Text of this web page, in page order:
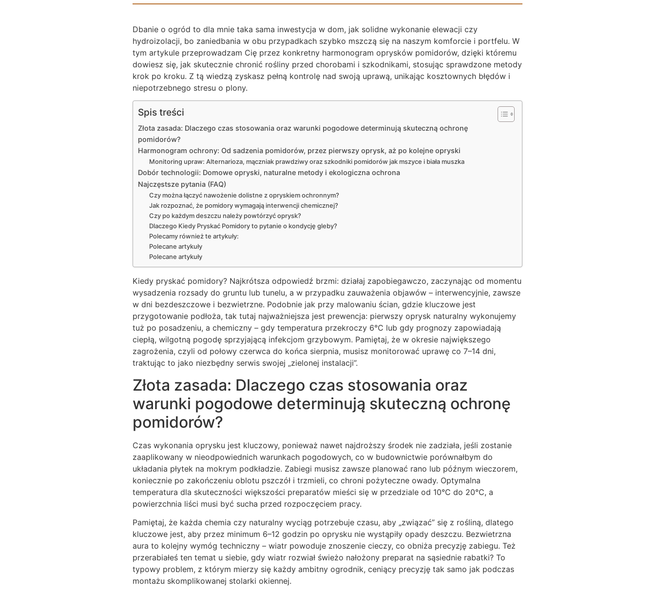
Dbanie o ogród to dla mnie taka sama inwestycja w dom, jak solidne wykonanie elewacji czy
hydroizolacji, bo zaniedbania w obu przypadkach szybko mszczą się na naszym komforcie i portfelu. W
tym artykule przeprowadzam Cię przez konkretny harmonogram oprysków pomidorów, dzięki któremu
dowiesz się, jak skutecznie chronić rośliny przed chorobami i szkodnikami, stosując sprawdzone metody
krok po kroku. Z tą wiedzą zyskasz pełną kontrolę nad swoją uprawą, unikając kosztownych błędów i
niepotrzebnego stresu o plony.
Spis treści
Złota zasada: Dlaczego czas stosowania oraz warunki pogodowe determinują skuteczną ochronę
pomidorów?
Harmonogram ochrony: Od sadzenia pomidorów, przez pierwszy oprysk, aż po kolejne opryski
Monitoring upraw: Alternarioza, mączniak prawdziwy oraz szkodniki pomidorów jak mszyce i biała muszka
Dobór technologii: Domowe opryski, naturalne metody i ekologiczna ochrona
Najczęstsze pytania (FAQ)
Czy można łączyć nawożenie dolistne z opryskiem ochronnym?
Jak rozpoznać, że pomidory wymagają interwencji chemicznej?
Czy po każdym deszczu należy powtórzyć oprysk?
Dlaczego Kiedy Pryskać Pomidory to pytanie o kondycję gleby?
Polecamy również te artykuły:
Polecane artykuły
Polecane artykuły
Kiedy pryskać pomidory? Najkrótsza odpowiedź brzmi: działaj zapobiegawczo, zaczynając od momentu
wysadzenia rozsady do gruntu lub tunelu, a w przypadku zauważenia objawów – interwencyjnie, zawsze
w dni bezdeszczowe i bezwietrzne. Podobnie jak przy malowaniu ścian, gdzie kluczowe jest
przygotowanie podłoża, tak tutaj najważniejsza jest prewencja: pierwszy oprysk naturalny wykonujemy
tuż po posadzeniu, a chemiczny – gdy temperatura przekroczy 6°C lub gdy prognozy zapowiadają
ciepłą, wilgotną pogodę sprzyjającą infekcjom grzybowym. Pamiętaj, że w okresie największego
zagrożenia, czyli od połowy czerwca do końca sierpnia, musisz monitorować uprawę co 7–14 dni,
traktując to jako niezbędny serwis swojej „zielonej instalacji”.
Złota zasada: Dlaczego czas stosowania oraz
warunki pogodowe determinują skuteczną ochronę
pomidorów?
Czas wykonania oprysku jest kluczowy, ponieważ nawet najdroższy środek nie zadziała, jeśli zostanie
zaaplikowany w nieodpowiednich warunkach pogodowych, co w budownictwie porównałbym do
układania płytek na mokrym podkładzie. Zabiegi musisz zawsze planować rano lub późnym wieczorem,
koniecznie po zakończeniu oblotu pszczół i trzmieli, co chroni pożyteczne owady. Optymalna
temperatura dla skuteczności większości preparatów mieści się w przedziale od 10°C do 20°C, a
powierzchnia liści musi być sucha przed rozpoczęciem pracy.
Pamiętaj, że każda chemia czy naturalny wyciąg potrzebuje czasu, aby „związać” się z rośliną, dlatego
kluczowe jest, aby przez minimum 6–12 godzin po oprysku nie wystąpiły opady deszczu. Bezwietrzna
aura to kolejny wymóg techniczny – wiatr powoduje znoszenie cieczy, co obniża precyzję zabiegu. Też
przerabiałeś ten temat u siebie, gdy wiatr rozwiał świeżo nałożony preparat na sąsiednie rabatki? To
typowy problem, z którym mierzy się każdy ambitny ogrodnik, ceniący precyzję tak samo jak podczas
montażu skomplikowanej stolarki okiennej.